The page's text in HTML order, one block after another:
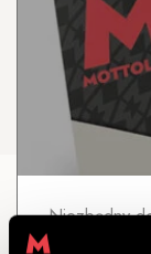
Niezbędny
na